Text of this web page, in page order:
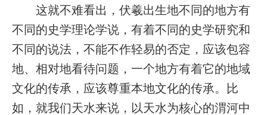
这就不难看出，伏羲出生地不同的地方有
不同的史学理论学说，有着不同的史学研究和
不同的说法，不能不作轻易的否定，应该包容
地、相对地看待问题，一个地方有着它的地域
文化的传承，应该尊重本地文化的传承。比
如，就我们天水来说，以天水为核心的渭河中